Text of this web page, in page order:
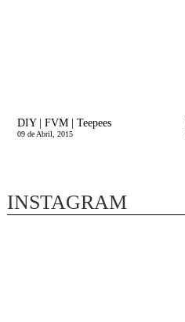
DIY | FVM | Teepees
09 de Abril, 2015
INSTAGRAM